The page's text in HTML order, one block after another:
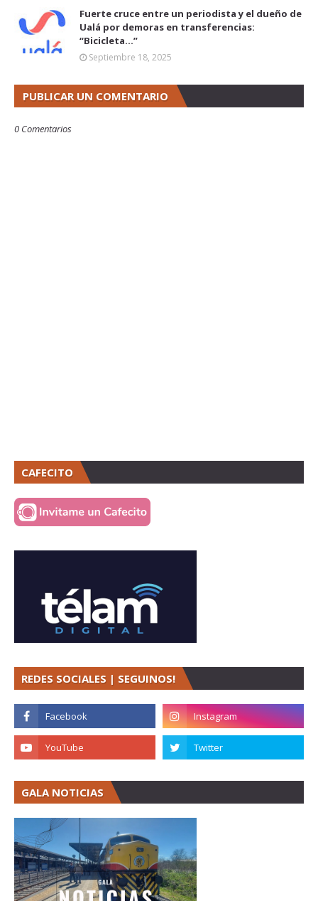
Fuerte cruce entre un periodista y el dueño de
Ualá por demoras en transferencias:
“Bicicleta...”
Septiembre 18, 2025
PUBLICAR UN COMENTARIO
0 Comentarios
CAFECITO
REDES SOCIALES | SEGUINOS!
GALA NOTICIAS